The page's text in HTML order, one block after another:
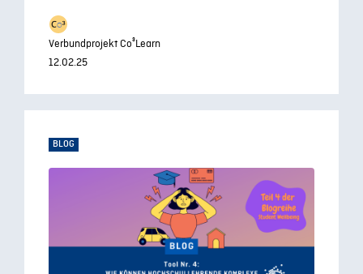
Verbundprojekt Co³Learn
12.02.25
BLOG